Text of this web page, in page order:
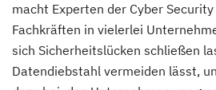
macht Experten der Cyber
Fachkräften in vielerlei
sich Sicherheitslücken schließen
Datendiebstahl vermeiden lässt,